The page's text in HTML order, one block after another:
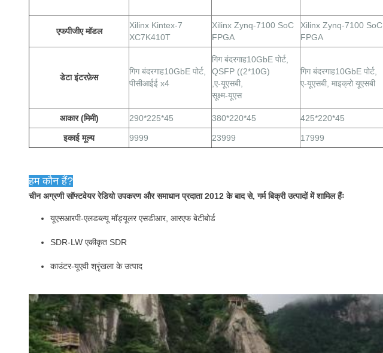
एफपीजीए मॉडल
Xilinx Kintex-7
XC7K410T
Xilinx Zynq-7100 SoC
FPGA
Xilinx Zynq-7100 SoC
FPGA
डेटा इंटरफ़ेस
गिग बंदरगाह10GbE पोर्ट,
पीसीआईई x4
गिग बंदरगाह10GbE पोर्ट,
QSFP ((2*10G)
,ए-यूएसबी,
सूक्ष्म-यूएस
गिग बंदरगाह10GbE पोर्ट,
ए-यूएसबी, माइक्रो यूएसबी
आकार (मिमी) 290*225*45 380*220*45 425*220*45
इकाई मूल्य 9999 23999 17999
हम कौन हैं?
चीन अग्रणी सॉफ्टवेयर रेडियो उपकरण और समाधान प्रदाता 2012 के बाद से, गर्म बिक्री उत्पादों में शामिल हैंः
यूएसआरपी-एलडब्ल्यू मॉड्यूलर एसडीआर, आरएफ बेटीबोर्ड
SDR-LW एकीकृत SDR
काउंटर-यूएवी श्रृंखला के उत्पाद